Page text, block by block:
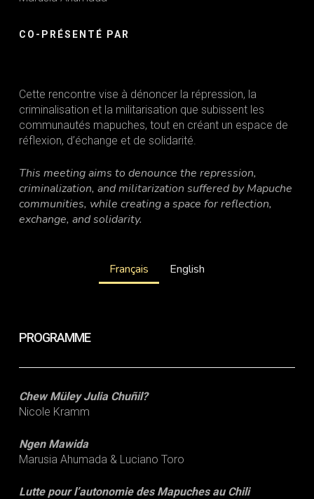
CO-PRÉSENTÉ PAR
Cette rencontre vise à dénoncer la répression, la
criminalisation et la militarisation que subissent les
communautés mapuches, tout en créant un espace de
réflexion, d’échange et de solidarité.
This meeting aims to denounce the repression,
criminalization, and militarization suffered by Mapuche
communities, while creating a space for reflection,
exchange, and solidarity.
Français English
PROGRAMME
Chew Müley Julia Chuñil?
Nicole Kramm
Ngen Mawida
Marusia Ahumada & Luciano Toro
Lutte pour l’autonomie des Mapuches au Chili